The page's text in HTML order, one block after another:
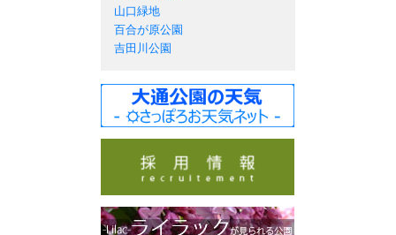
山口緑地
百合が原公園
吉田川公園